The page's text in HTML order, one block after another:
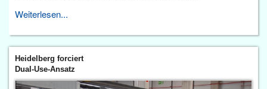
Weiterlesen...
Heidelberg forciert
Dual-Use-Ansatz